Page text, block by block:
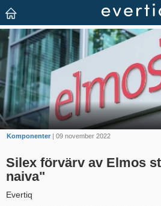
Komponenter | 09 november 2022
Silex förvärv av Elmos
naiva"
Evertiq